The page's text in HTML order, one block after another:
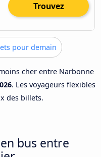
Trouvez
pour demain
cher entre Narbonne
. Les voyageurs flexibles
des billets.
bus entre